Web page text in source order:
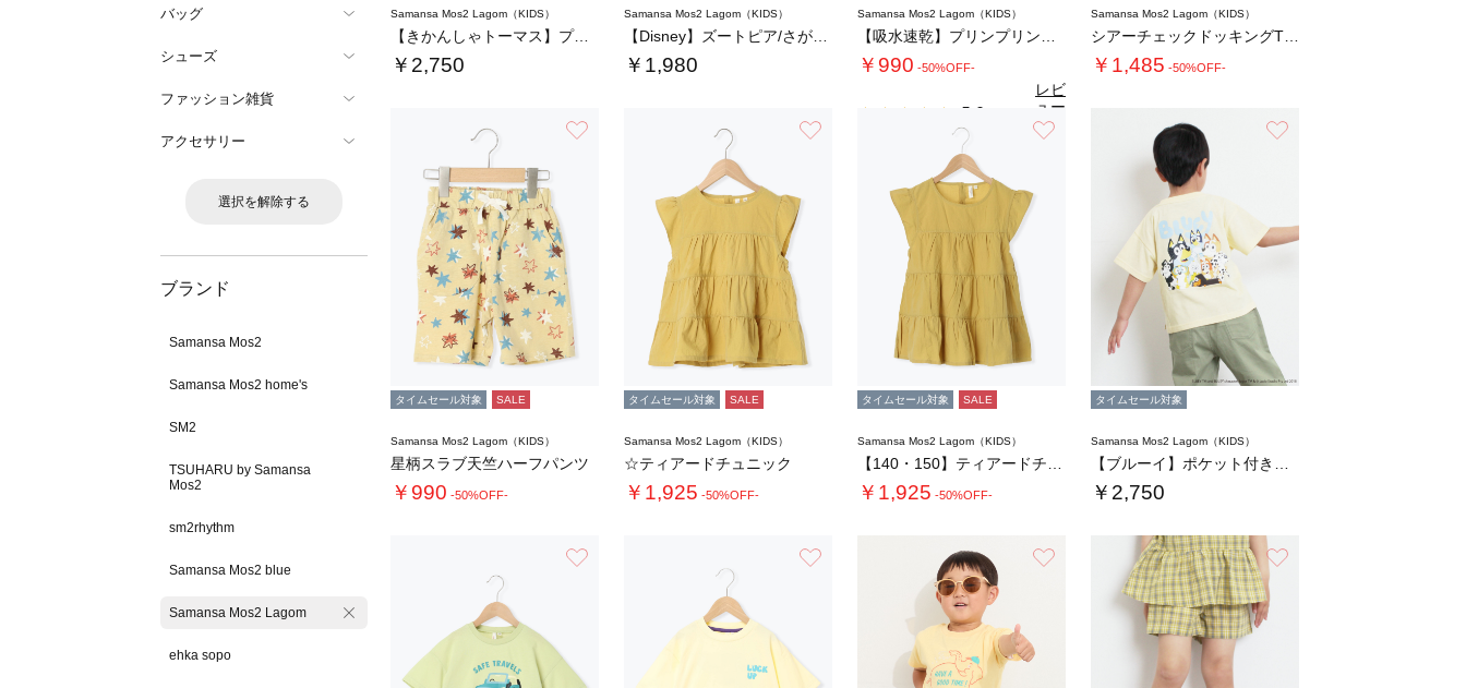
バッグ
シューズ
ファッション雑貨
アクセサリー
選択を解除する
ブランド
Samansa Mos2
Samansa Mos2 home's
SM2
TSUHARU by Samansa
Mos2
sm2rhythm
Samansa Mos2 blue
Samansa Mos2 Lagom
ehka sopo
Samansa Mos2 Lagom（KIDS）
【きかんしゃトーマス】プリントTシャツ
￥2,750
Samansa Mos2 Lagom（KIDS）
￥1,980
Samansa Mos2 Lagom（KIDS）
￥990 -50%OFF-
5.0
レビ
ュー
を見
る
Samansa Mos2 Lagom（KIDS）
￥1,485 -50%OFF-
タイムセール対象 SALE
Samansa Mos2 Lagom（KIDS）
星柄スラブ天竺ハーフパンツ
￥990 -50%OFF-
タイムセール対象 SALE
Samansa Mos2 Lagom（KIDS）
☆ティアードチュニック
￥1,925 -50%OFF-
タイムセール対象 SALE
Samansa Mos2 Lagom（KIDS）
￥1,925 -50%OFF-
タイムセール対象
Samansa Mos2 Lagom（KIDS）
￥2,750